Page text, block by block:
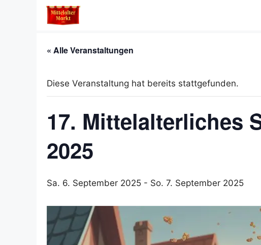
« Alle Veranstaltungen
Diese Veranstaltung hat bereits stattgefunden.
17. Mittelalterliches
2025
Sa. 6. September 2025 - So. 7. September 2025